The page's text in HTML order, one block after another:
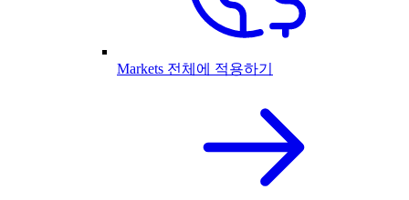
Markets 전체에 적용하기